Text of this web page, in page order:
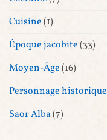
Cuisine(1)
Époque jacobite(33)
Moyen-Âge(16)
Personnage historique
Saor Alba(7)